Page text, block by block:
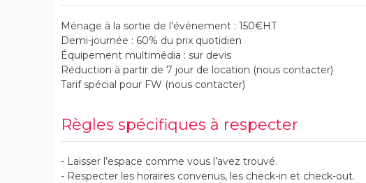
Ménage à la sortie de l'événement : 150€HT
Demi-journée : 60% du prix quotidien
Équipement multimédia : sur devis
Réduction à partir de 7 jour de location (nous contacter)
Tarif spécial pour FW (nous contacter)
Règles spécifiques à respecter
- Laisser l’espace comme vous l’avez trouvé.
- Respecter les horaires convenus, les check-in et check-out.